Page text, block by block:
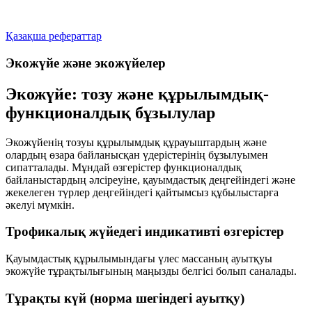
Қазақша рефераттар
Экожүйе және экожүйелер
Экожүйе: тозу және құрылымдық-
функционалдық бұзылулар
Экожүйенің тозуы құрылымдық құрауыштардың және
олардың өзара байланысқан үдерістерінің бұзылуымен
сипатталады. Мұндай өзгерістер функционалдық
байланыстардың әлсіреуіне, қауымдастық деңгейіндегі және
жекелеген түрлер деңгейіндегі қайтымсыз құбылыстарға
әкелуі мүмкін.
Трофикалық жүйедегі индикативті өзгерістер
Қауымдастық құрылымындағы үлес массаның ауытқуы
экожүйе тұрақтылығының маңызды белгісі болып саналады.
Тұрақты күй (норма шегіндегі ауытқу)